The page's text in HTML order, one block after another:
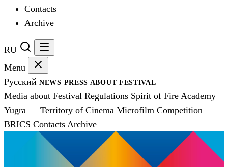
Contacts
Archive
RU
Menu
Русский NEWS PRESS ABOUT FESTIVAL
Media about Festival Regulations Spirit of Fire Academy
Yugra — Territory of Cinema Microfilm Competition
BRICS Contacts Archive